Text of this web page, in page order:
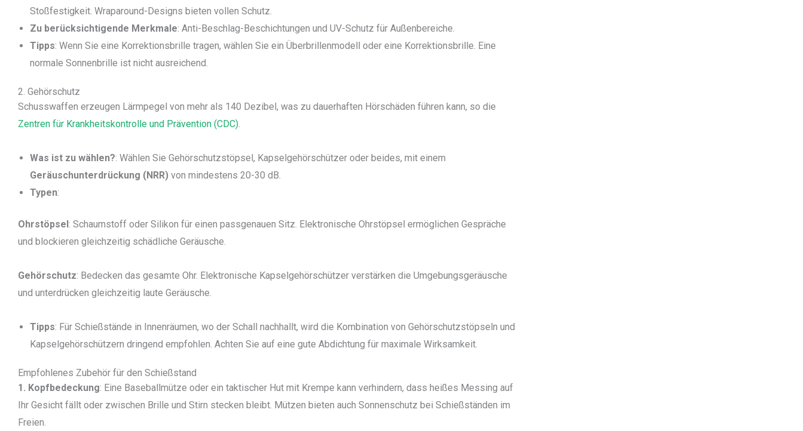
Stoßfestigkeit. Wraparound-Designs bieten vollen Schutz.
Zu berücksichtigende Merkmale: Anti-Beschlag-Beschichtungen und UV-Schutz für Außenbereiche.
Tipps: Wenn Sie eine Korrektionsbrille tragen, wählen Sie ein Überbrillenmodell oder eine Korrektionsbrille. Eine
normale Sonnenbrille ist nicht ausreichend.
2. Gehörschutz
Schusswaffen erzeugen Lärmpegel von mehr als 140 Dezibel, was zu dauerhaften Hörschäden führen kann, so die
Zentren für Krankheitskontrolle und Prävention (CDC).
Was ist zu wählen?: Wählen Sie Gehörschutzstöpsel, Kapselgehörschützer oder beides, mit einem
Geräuschunterdrückung (NRR) von mindestens 20-30 dB.
Typen:
Ohrstöpsel: Schaumstoff oder Silikon für einen passgenauen Sitz. Elektronische Ohrstöpsel ermöglichen Gespräche
und blockieren gleichzeitig schädliche Geräusche.
Gehörschutz: Bedecken das gesamte Ohr. Elektronische Kapselgehörschützer verstärken die Umgebungsgeräusche
und unterdrücken gleichzeitig laute Geräusche.
Tipps: Für Schießstände in Innenräumen, wo der Schall nachhallt, wird die Kombination von Gehörschutzstöpseln und
Kapselgehörschützern dringend empfohlen. Achten Sie auf eine gute Abdichtung für maximale Wirksamkeit.
Empfohlenes Zubehör für den Schießstand
1. Kopfbedeckung: Eine Baseballmütze oder ein taktischer Hut mit Krempe kann verhindern, dass heißes Messing auf
Ihr Gesicht fällt oder zwischen Brille und Stirn stecken bleibt. Mützen bieten auch Sonnenschutz bei Schießständen im
Freien.